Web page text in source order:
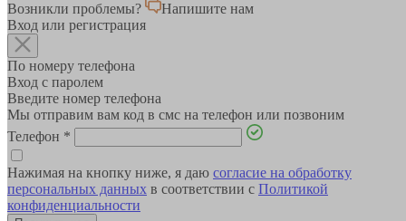
Возникли проблемы?
Напишите нам
Вход или регистрация
По номеру телефона
Вход с паролем
Введите номер телефона
Мы отправим вам код в смс на телефон или позвоним
Телефон *
Нажимая на кнопку ниже, я даю согласие на обработку
персональных данных в соответствии с Политикой
конфиденциальности